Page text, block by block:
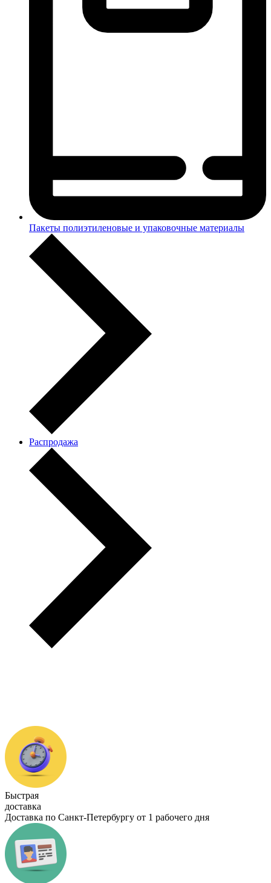
Пакеты полиэтиленовые и упаковочные материалы
Распродажа
Быстрая
доставка
Доставка по Санкт-Петербургу от 1 рабочего дня